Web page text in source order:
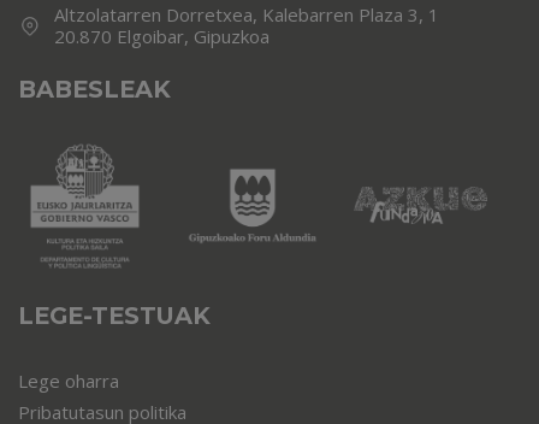
Altzolatarren Dorretxea, Kalebarren Plaza 3, 1
20.870 Elgoibar, Gipuzkoa
BABESLEAK
LEGE-TESTUAK
Lege oharra
Pribatutasun politika